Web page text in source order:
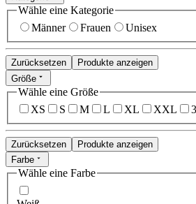
Wähle eine Kategorie
Männer
Frauen Unisex
Zurücksetzen
Produkte anzeigen
Größe
Wähle eine Größe
XS
S M L XL XXL
Zurücksetzen
Produkte anzeigen
Farbe
Wähle eine Farbe